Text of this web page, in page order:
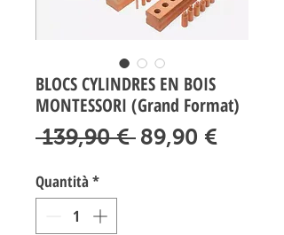
BLOCS CYLINDRES EN BOIS
MONTESSORI (Grand Format)
139,90 € Prezzo
89,90 €
Quantità *